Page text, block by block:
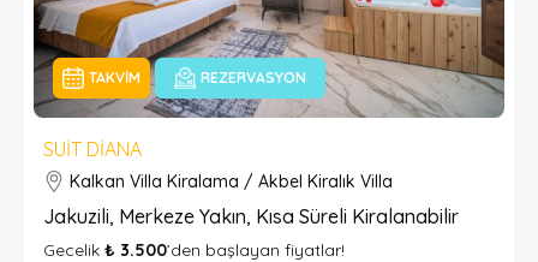
TAKVIM REZERVASYON
SUIT DIANA
Kalkan Villa Kiralama / Akbel Kiralık Villa
Jakuzili, Merkeze Yakın, Kısa Süreli Kiralanabilir
Gecelik ₺ 3.500’den başlayan fiyatlar!